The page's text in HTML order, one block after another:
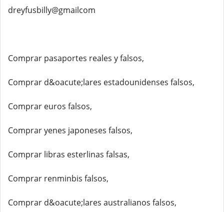
dreyfusbilly@gmailcom
Comprar pasaportes reales y falsos,
Comprar d&oacute;lares estadounidenses falsos,
Comprar euros falsos,
Comprar yenes japoneses falsos,
Comprar libras esterlinas falsas,
Comprar renminbis falsos,
Comprar d&oacute;lares australianos falsos,